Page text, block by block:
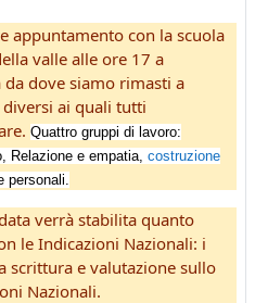
appuntamento con la scuola
valle alle ore 17 a
dove siamo rimasti a
ai quali tutti
Quattro gruppi di lavoro:
Relazione e empatia, costruzione
personali.
verrà stabilita quanto
le Indicazioni Nazionali: i
scrittura e valutazione sullo
Nazionali.